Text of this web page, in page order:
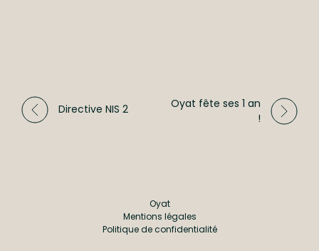
Directive NIS 2
Oyat fête ses 1 an
!
Oyat
Mentions légales
Politique de confidentialité